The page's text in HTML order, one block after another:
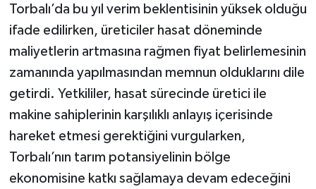
Torbalı’da bu yıl verim beklentisinin yüksek olduğu
ifade edilirken, üreticiler hasat döneminde
maliyetlerin artmasına rağmen fiyat belirlemesinin
zamanında yapılmasından memnun olduklarını dile
getirdi. Yetkililer, hasat sürecinde üretici ile
makine sahiplerinin karşılıklı anlayış içerisinde
hareket etmesi gerektiğini vurgularken,
Torbalı’nın tarım potansiyelinin bölge
ekonomisine katkı sağlamaya devam edeceğini